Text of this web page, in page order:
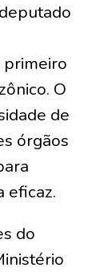
primeiro
O
de
órgãos
eficaz.
do